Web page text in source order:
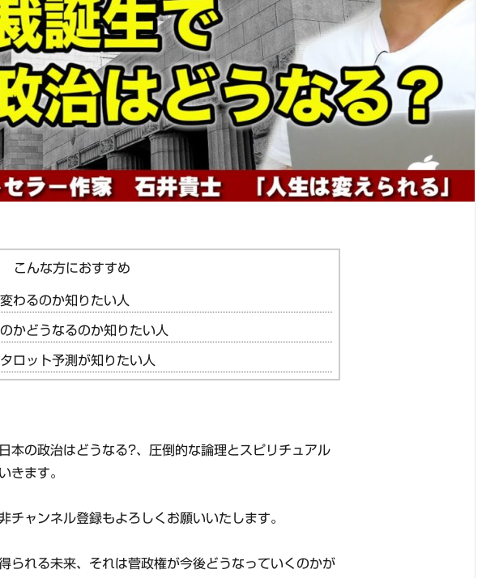
わるのか知りたい人
かどうなるのか知りたい人
ロット予測が知りたい人
本の政治はどうなる?、圧倒的な論理とスピリチュアル
きます。
チャンネル登録もよろしくお願いいたします。
られる未来、それは菅政権が今後どうなっていくのかが